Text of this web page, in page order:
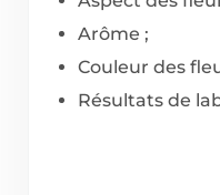
Arôme ;
Couleur des
Résultats de